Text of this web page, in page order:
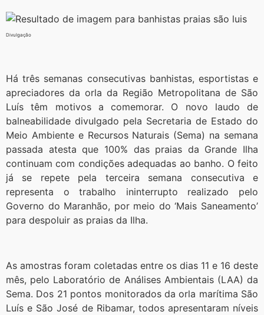
Divulgação
Há três semanas consecutivas banhistas, esportistas e
apreciadores da orla da Região Metropolitana de São
Luís têm motivos a comemorar. O novo laudo de
balneabilidade divulgado pela Secretaria de Estado do
Meio Ambiente e Recursos Naturais (Sema) na semana
passada atesta que 100% das praias da Grande Ilha
continuam com condições adequadas ao banho. O feito
já se repete pela terceira semana consecutiva e
representa o trabalho ininterrupto realizado pelo
Governo do Maranhão, por meio do ‘Mais Saneamento’
para despoluir as praias da Ilha.
As amostras foram coletadas entre os dias 11 e 16 deste
mês, pelo Laboratório de Análises Ambientais (LAA) da
Sema. Dos 21 pontos monitorados da orla marítima São
Luís e São José de Ribamar, todos apresentaram níveis